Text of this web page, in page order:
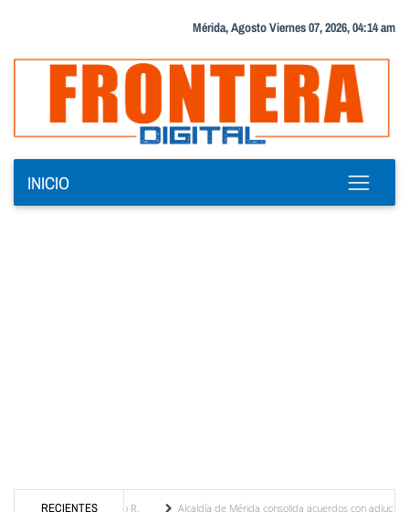
Mérida, Agosto Viernes 07, 2026, 04:14 am
INICIO
RECIENTES
Febres Cordero R.
Alcaldía de Mérida consolida acuerdos con adjudicatarios del